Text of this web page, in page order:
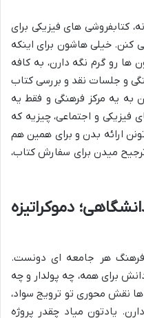
کتابفروشی های فیزیکی برای
کنن. خیلی هاشون برای اینکه
رو گرم نگه دارن، به کافه
و جلسات نقد و بررسی کتاب
به یه مرکز فرهنگی و فقط یه
فیزیکی و اجتماعی، چیزیه که
ارائه بدن و برای همین هم
میدن برای سفارش کتاب،
دموکراتیزه
فرهنگ هر جامعه ای دونست.
برای همه، چه پولدار و چه
ها نقش محوری تو ترویج سواد،
یادتون میاد چقدر پروژه